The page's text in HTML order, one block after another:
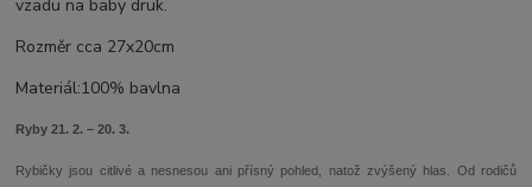
vzadu na baby druk.
Rozměr cca 27x20cm
Materiál:100% bavlna
Ryby 21. 2. – 20. 3.
Rybičky jsou citlivé a nesnesou ani přísný pohled, natož zvýšený hlas. Od rodičů